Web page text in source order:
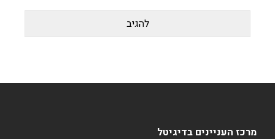
מרכז העניינים בדיגיטל